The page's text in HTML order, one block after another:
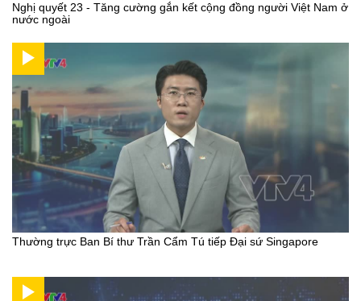
Nghị quyết 23 - Tăng cường gắn kết cộng đồng người Việt Nam ở
nước ngoài
Thường trực Ban Bí thư Trần Cẩm Tú tiếp Đại sứ Singapore